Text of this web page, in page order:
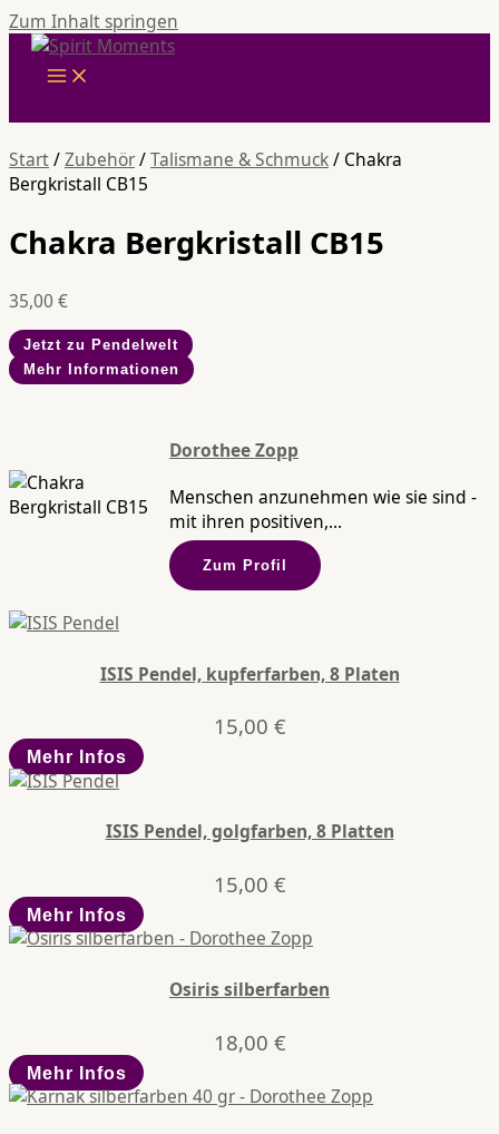
Zum Inhalt springen
Start/Zubehör/Talismane & Schmuck/ Chakra
Bergkristall CB15
Chakra Bergkristall CB15
35,00 €
Jetzt zu Pendelwelt
Mehr Informationen
Dorothee Zopp
Menschen anzunehmen wie sie sind -
mit ihren positiven,...
Zum Profil
ISIS Pendel, kupferfarben, 8 Platen
15,00 €
Mehr Infos
ISIS Pendel, golgfarben, 8 Platten
15,00 €
Mehr Infos
Osiris silberfarben
18,00 €
Mehr Infos